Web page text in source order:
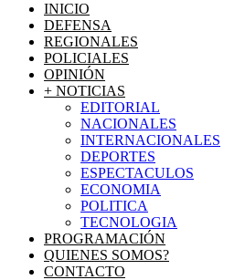
INICIO
DEFENSA
REGIONALES
POLICIALES
OPINIÓN
+ NOTICIAS
EDITORIAL
NACIONALES
INTERNACIONALES
DEPORTES
ESPECTACULOS
ECONOMIA
POLITICA
TECNOLOGIA
PROGRAMACIÓN
QUIENES SOMOS?
CONTACTO